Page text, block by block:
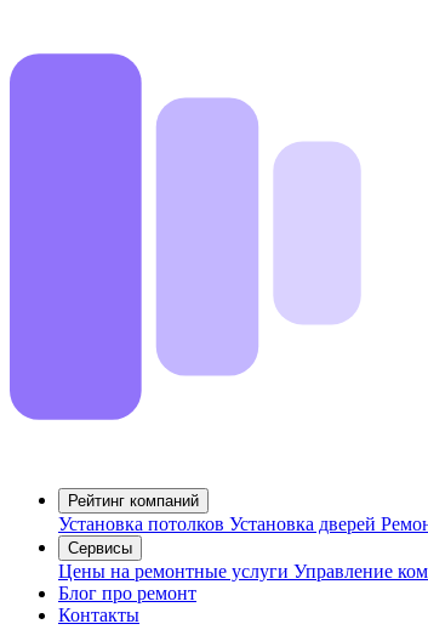
Рейтинг компаний
Установка потолков Установка дверей
Сервисы
Цены на ремонтные услуги Управление
Блог про ремонт
Контакты